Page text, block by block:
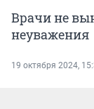
Врачи не
неуважения
19 октября 2024,